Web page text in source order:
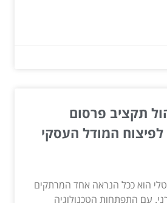
תקציב פרסום
לפיצוח המודל העסקי
הוא ככל הנראה אחד המרתקים
עם התפתחות הטכנולוגיה